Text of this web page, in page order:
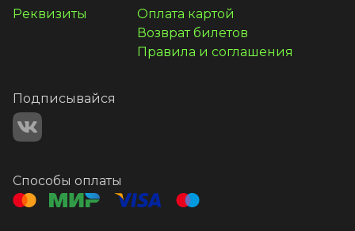
Реквизиты
Оплата картой
Возврат билетов
Правила и соглашения
Подписывайся
Способы оплаты